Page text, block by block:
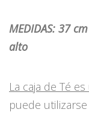
MEDIDAS: 37
alto
La caja de Té
puede